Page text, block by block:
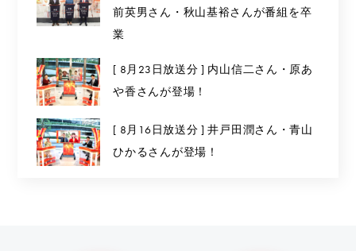
前英男さん・秋山基裕さんが番組を卒
業
[ 8月23日放送分 ] 内山信二さん・原あ
や香さんが登場！
[ 8月16日放送分 ] 井戸田潤さん・青山
ひかるさんが登場！